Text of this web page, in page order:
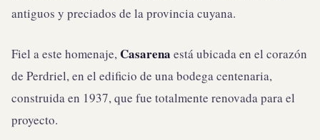
antiguos y preciados de la provincia cuyana.
Fiel a este homenaje, Casarena está ubicada en el corazón
de Perdriel, en el edificio de una bodega centenaria,
construida en 1937, que fue totalmente renovada para el
proyecto.